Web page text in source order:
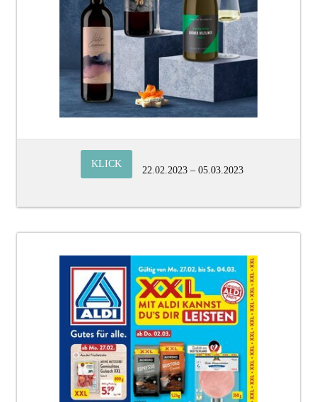
KLICK
22.02.2023 – 05.03.2023